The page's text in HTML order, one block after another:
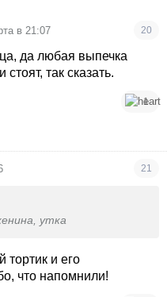
в 21:07 20
да любая выпечка
стоят, так сказать.
1
21
утка
и его
что напомнили!